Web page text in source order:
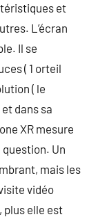
et
L’écran
Il se
( 1 orteil
( le
dans sa
XR mesure
question. Un
mais les
vidéo
plus elle est